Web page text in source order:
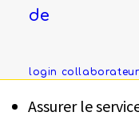
de
login collaborateur
Mission
Assurer le